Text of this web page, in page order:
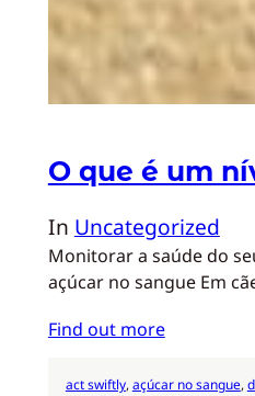
O que é um
In Uncategorized
Monitorar a saúde do
açúcar no sangue Em
Find out more
act swiftly, açúcar no sangue,